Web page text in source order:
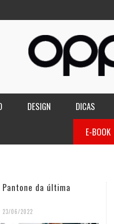
DESIGN DICAS
E-BOOK
da última
23/06/2022